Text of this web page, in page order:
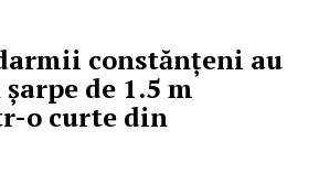
TE ACUM
constănțeni au
de 1.5 m
o curte din